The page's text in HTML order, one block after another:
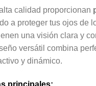
calidad proporcionan
a proteger tus ojos de
una visión clara y
versátil combina
y dinámico.
principales: